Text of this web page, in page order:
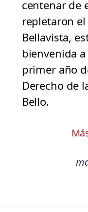
centenar de
repletaron
Bellavista,
bienvenida
primer año
Derecho de
Bello.